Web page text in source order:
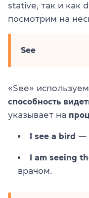
stative, так и как
посмотрим на
See
«See»
способность
указывает на
I see a bird —
I am seeing
врачом.